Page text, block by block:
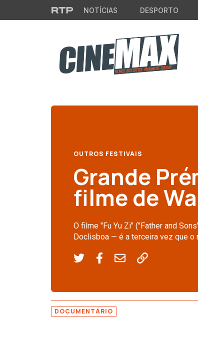
Saltar para o conteúdo principal
NOTÍCIAS DESPORTO
OUTROS FESTIVAIS
Grande
filme de
O filme "Fu Yu Zi" ("Father and
Doclisboa — é a terceira vez que o
DOCUMENTÁRIO